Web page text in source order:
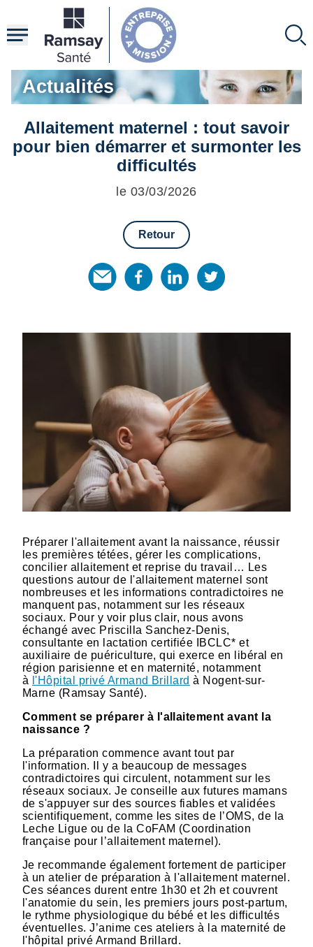
contenu
principal
Actualités
Allaitement maternel : tout savoir
pour bien démarrer et surmonter les
difficultés
le 03/03/2026
Retour
Préparer l'allaitement avant la naissance, réussir
les premières tétées, gérer les complications,
concilier allaitement et reprise du travail… Les
questions autour de l'allaitement maternel sont
nombreuses et les informations contradictoires ne
manquent pas, notamment sur les réseaux
sociaux. Pour y voir plus clair, nous avons
échangé avec Priscilla Sanchez-Denis,
consultante en lactation certifiée IBCLC* et
auxiliaire de puériculture, qui exerce en libéral en
région parisienne et en maternité, notamment
à l'Hôpital privé Armand Brillard à Nogent-sur-
Marne (Ramsay Santé).
Comment se préparer à l'allaitement avant la
naissance ?
La préparation commence avant tout par
l'information. Il y a beaucoup de messages
contradictoires qui circulent, notamment sur les
réseaux sociaux. Je conseille aux futures mamans
de s'appuyer sur des sources fiables et validées
scientifiquement, comme les sites de l’OMS, de la
Leche Ligue ou de la CoFAM (Coordination
française pour l’allaitement maternel).
Je recommande également fortement de participer
à un atelier de préparation à l'allaitement maternel.
Ces séances durent entre 1h30 et 2h et couvrent
l'anatomie du sein, les premiers jours post-partum,
le rythme physiologique du bébé et les difficultés
éventuelles. J’anime ces ateliers à la maternité de
l'hôpital privé Armand Brillard.